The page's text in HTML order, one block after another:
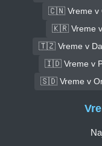
🇨🇳 Vreme v
🇰🇷 Vreme v
🇹🇿 Vreme v
🇮🇩 Vreme v
🇸🇩 Vreme v